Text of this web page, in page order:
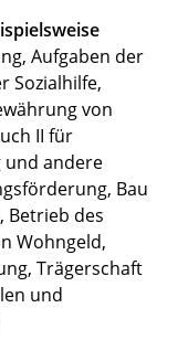
Aufgaben der
Sozialhilfe,
von
II für
und andere
Bau
Betrieb des
Wohngeld,
Trägerschaft
und